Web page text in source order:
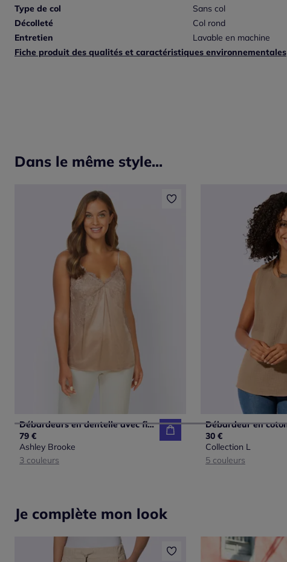
Type de col
Sans col
Décolleté
Col rond
Entretien
Lavable en machine
Fiche produit des qualités et caractéristiques environnementales
Dans le même style...
Débardeurs en dentelle avec fines bretelles et empiècements soyeux
79 €
Ashley Brooke
3 couleurs
30 €
Collection L
5 couleurs
Je complète mon look